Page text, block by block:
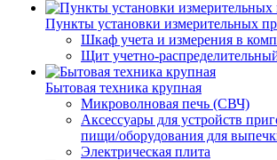
Пункты установки измерительных
Шкаф учета и измерения в
Щит учетно-
Бытовая техника крупная
Микроволновая печь (СВЧ)
Аксессуары для устройств
пищи/оборудования для
Электрическая плита